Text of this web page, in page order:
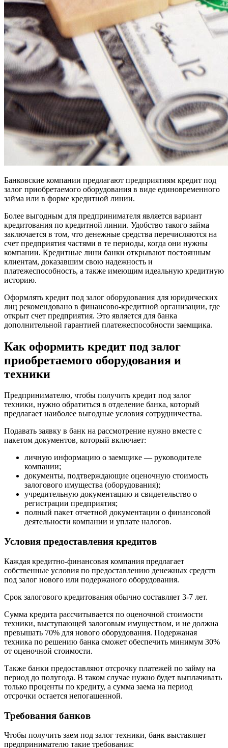
Банковские компании предлагают предприятиям кредит под
залог приобретаемого оборудования в виде единовременного
займа или в форме кредитной линии.
Более выгодным для предпринимателя является вариант
кредитования по кредитной линии. Удобство такого займа
заключается в том, что денежные средства перечисляются на
счет предприятия частями в те периоды, когда они нужны
компании. Кредитные лини банки открывают постоянным
клиентам, доказавшим свою надежность и
платежеспособность, а также имеющим идеальную кредитную
историю.
Оформлять кредит под залог оборудования для юридических
лиц рекомендовано в финансово-кредитной организации, где
открыт счет предприятия. Это является для банка
дополнительной гарантией платежеспособности заемщика.
Как оформить кредит под залог
приобретаемого оборудования и
техники
Предпринимателю, чтобы получить кредит под залог
техники, нужно обратиться в отделение банка, который
предлагает наиболее выгодные условия сотрудничества.
Подавать заявку в банк на рассмотрение нужно вместе с
пакетом документов, который включает:
личную информацию о заемщике — руководителе
компании;
документы, подтверждающие оценочную стоимость
залогового имущества (оборудования);
учредительную документацию и свидетельство о
регистрации предприятия;
полный пакет отчетной документации о финансовой
деятельности компании и уплате налогов.
Условия предоставления кредитов
Каждая кредитно-финансовая компания предлагает
собственные условия по предоставлению денежных средств
под залог нового или подержаного оборудования.
Срок залогового кредитования обычно составляет 3-7 лет.
Сумма кредита рассчитывается по оценочной стоимости
техники, выступающей залоговым имуществом, и не должна
превышать 70% для нового оборудования. Подержаная
техника по решению банка сможет обеспечить минимум 30%
от оценочной стоимости.
Также банки предоставляют отсрочку платежей по займу на
период до полугода. В таком случае нужно будет выплачивать
только проценты по кредиту, а сумма заема на период
отсрочки остается непогашенной.
Требования банков
Чтобы получить заем под залог техники, банк выставляет
предпринимателю такие требования: